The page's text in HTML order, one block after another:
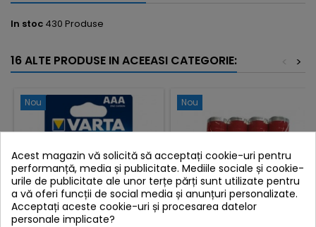
In stoc 430 Produse
16 ALTE PRODUSE IN ACEEASI CATEGORIE: >
<
Nou Nou
Acest magazin vă solicită să acceptați cookie-uri pentru
performanță, media și publicitate. Mediile sociale și cookie-
urile de publicitate ale unor terțe părți sunt utilizate pentru
a vă oferi funcții de social media și anunțuri personalizate.
Acceptați aceste cookie-uri și procesarea datelor
personale implicate?